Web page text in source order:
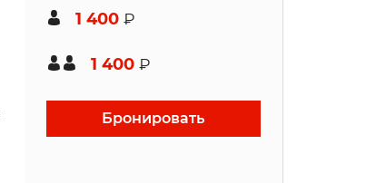
1 400 ₽
1 400 ₽
Бронировать